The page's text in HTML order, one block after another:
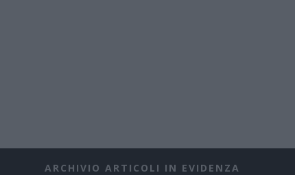
ARCHIVIO ARTICOLI IN EVIDENZA